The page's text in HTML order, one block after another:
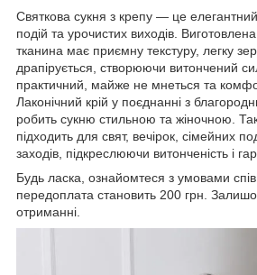
Святкова сукня з крепу — це
подій та урочистих виходів. Виготовлена
тканина має приємну текстуру, легку
драпірується, створюючи витончений
практичний, майже не мнеться та
Лаконічний крій у поєднанні з
робить сукню стильною та жіночною.
підходить для свят, вечірок, сімейних
заходів, підкреслюючи витонченість і
Будь ласка, ознайомтеся з умовами
передоплата становить 200 грн.
отриманні.